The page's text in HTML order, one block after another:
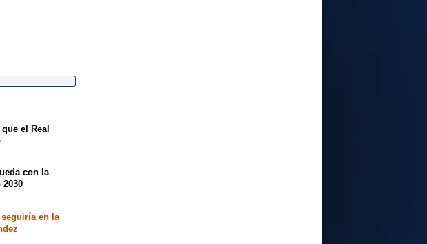
el Real
con la
en la